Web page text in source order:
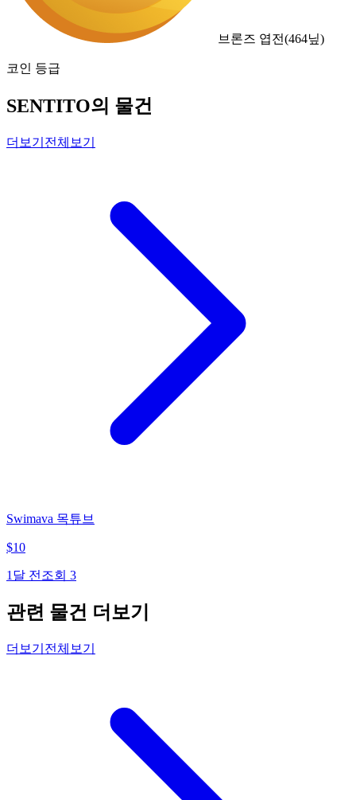
브론즈 엽전(464닢)
코인 등급
SENTITO의 물건
더보기 전체보기
Swimava 목튜브
$10
1달 전 조회 3
관련 물건 더보기
더보기 전체보기